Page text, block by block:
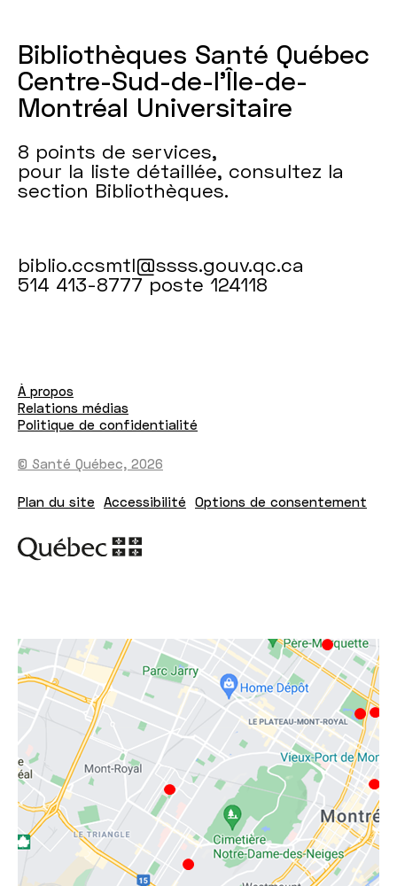
Bibliothèques Santé Québec
Centre-Sud-de-l’Île-de-
Montréal Universitaire
8 points de services,
pour la liste détaillée, consultez la
section Bibliothèques.
biblio.ccsmtl@ssss.gouv.qc.ca
514 413-8777 poste 124118
© Santé Québec, 2026
Plan du site Accessibilité Options de consentement
À propos
Relations médias
Politique de confidentialité